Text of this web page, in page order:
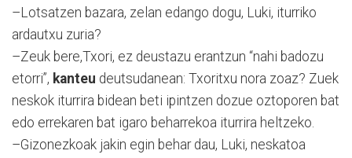
–Lotsatzen bazara, zelan edango dogu, Luki, iturriko
ardautxu zuria?
–Zeuk bere,Txori, ez deustazu erantzun “nahi badozu
etorri”, kanteu deutsudanean: Txoritxu nora zoaz? Zuek
neskok iturrira bidean beti ipintzen dozue oztoporen bat
edo errekaren bat igaro beharrekoa iturrira heltzeko.
–Gizonezkoak jakin egin behar dau, Luki, neskatoa